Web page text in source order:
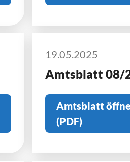
19.05.2025
Amtsblatt 08/
Amtsblatt
(PDF)